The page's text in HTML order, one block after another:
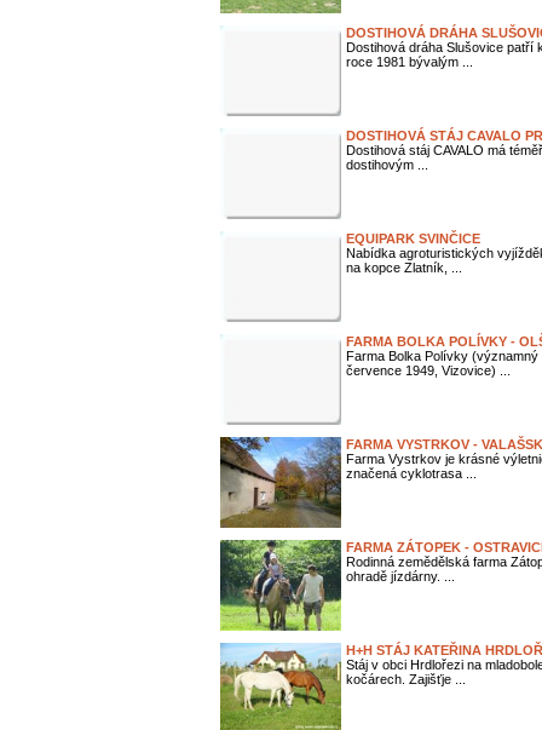
DOSTIHOVÁ DRÁHA
Dostihová dráha Slušovice patří
roce 1981 bývalým ...
DOSTIHOVÁ STÁJ CAVALO
Dostihová stáj CAVALO má
dostihovým ...
EQUIPARK SVINČICE
Nabídka agroturistických
na kopce Zlatník, ...
FARMA BOLKA POLÍVKY -
Farma Bolka Polívky
července 1949, Vizovice) ...
FARMA VYSTRKOV -
Farma Vystrkov je krásné
značená cyklotrasa ...
FARMA ZÁTOPEK -
Rodinná zemědělská farma
ohradě jízdárny. ...
H+H STÁJ KATEŘINA
Stáj v obci Hrdlořezi na
kočárech. Zajišťje ...